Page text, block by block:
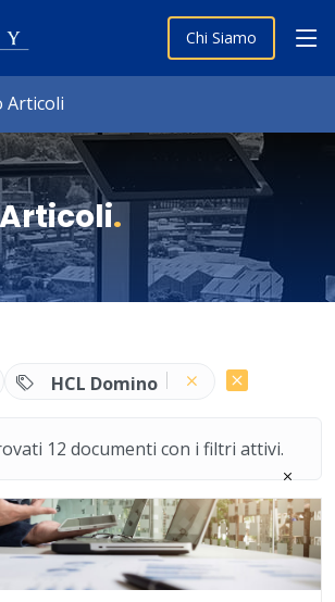
Chi Siamo
Articoli
.
HCL Domino
12 documenti con i filtri attivi.